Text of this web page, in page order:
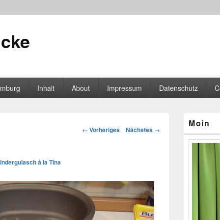
Inhalt About Impressum Datenschutz
Bilder-
← Vorheriges Nächstes →
á la Tina
Seitenleisten-
Moin